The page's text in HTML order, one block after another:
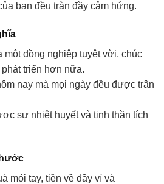
bạn đều tràn đầy cảm hứng.
một đồng nghiệp tuyệt vời, chúc
triển hơn nữa.
nay mà mọi ngày đều được trân
sự nhiệt huyết và tinh thần tích
mỏi tay, tiền về đầy ví và